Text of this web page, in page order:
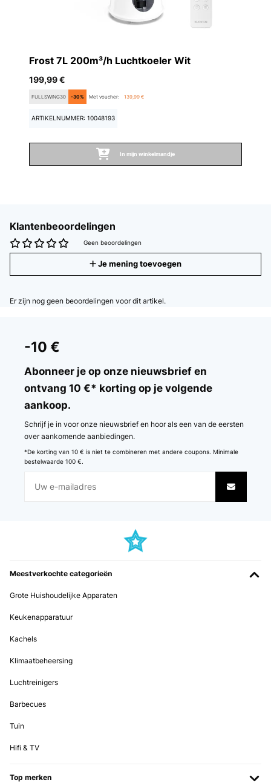
Frost 7L 200m³/h Luchtkoeler Wit
199,99 €
FULLSWING30 -30% Met voucher: 139,99 €
ARTIKELNUMMER: 10048193
In mijn winkelmandje
Klantenbeoordelingen
Geen beoordelingen
Je mening toevoegen
Er zijn nog geen beoordelingen voor dit artikel.
-10 €
Abonneer je op onze nieuwsbrief en
ontvang 10 €* korting op je volgende
aankoop.
Schrijf je in voor onze nieuwsbrief en hoor als een van de eersten
over aankomende aanbiedingen.
*De korting van 10 € is niet te combineren met andere coupons. Minimale
bestelwaarde 100 €.
Meestverkochte categorieën
Grote Huishoudelijke Apparaten
Keukenapparatuur
Kachels
Klimaatbeheersing
Luchtreinigers
Barbecues
Tuin
Hifi & TV
Top merken